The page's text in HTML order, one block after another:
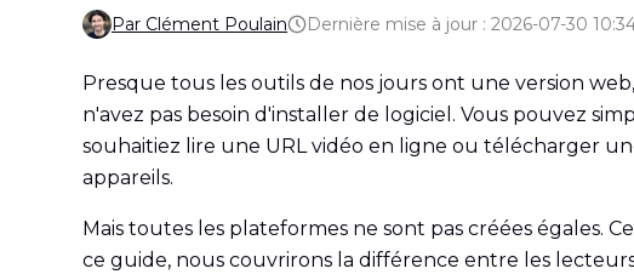
Par Clément Poulain Dernière mise à jour : 2026-07-30
Presque tous les outils de nos jours ont une version
n'avez pas besoin d'installer de logiciel. Vous pouvez
souhaitiez lire une URL vidéo en ligne ou télécharger
appareils.
Mais toutes les plateformes ne sont pas créées égales.
ce guide, nous couvrirons la différence entre les